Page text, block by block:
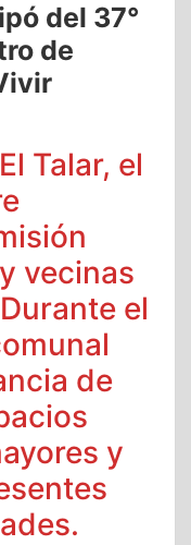
del 37°
de
Talar, el
vecinas
el
de
y